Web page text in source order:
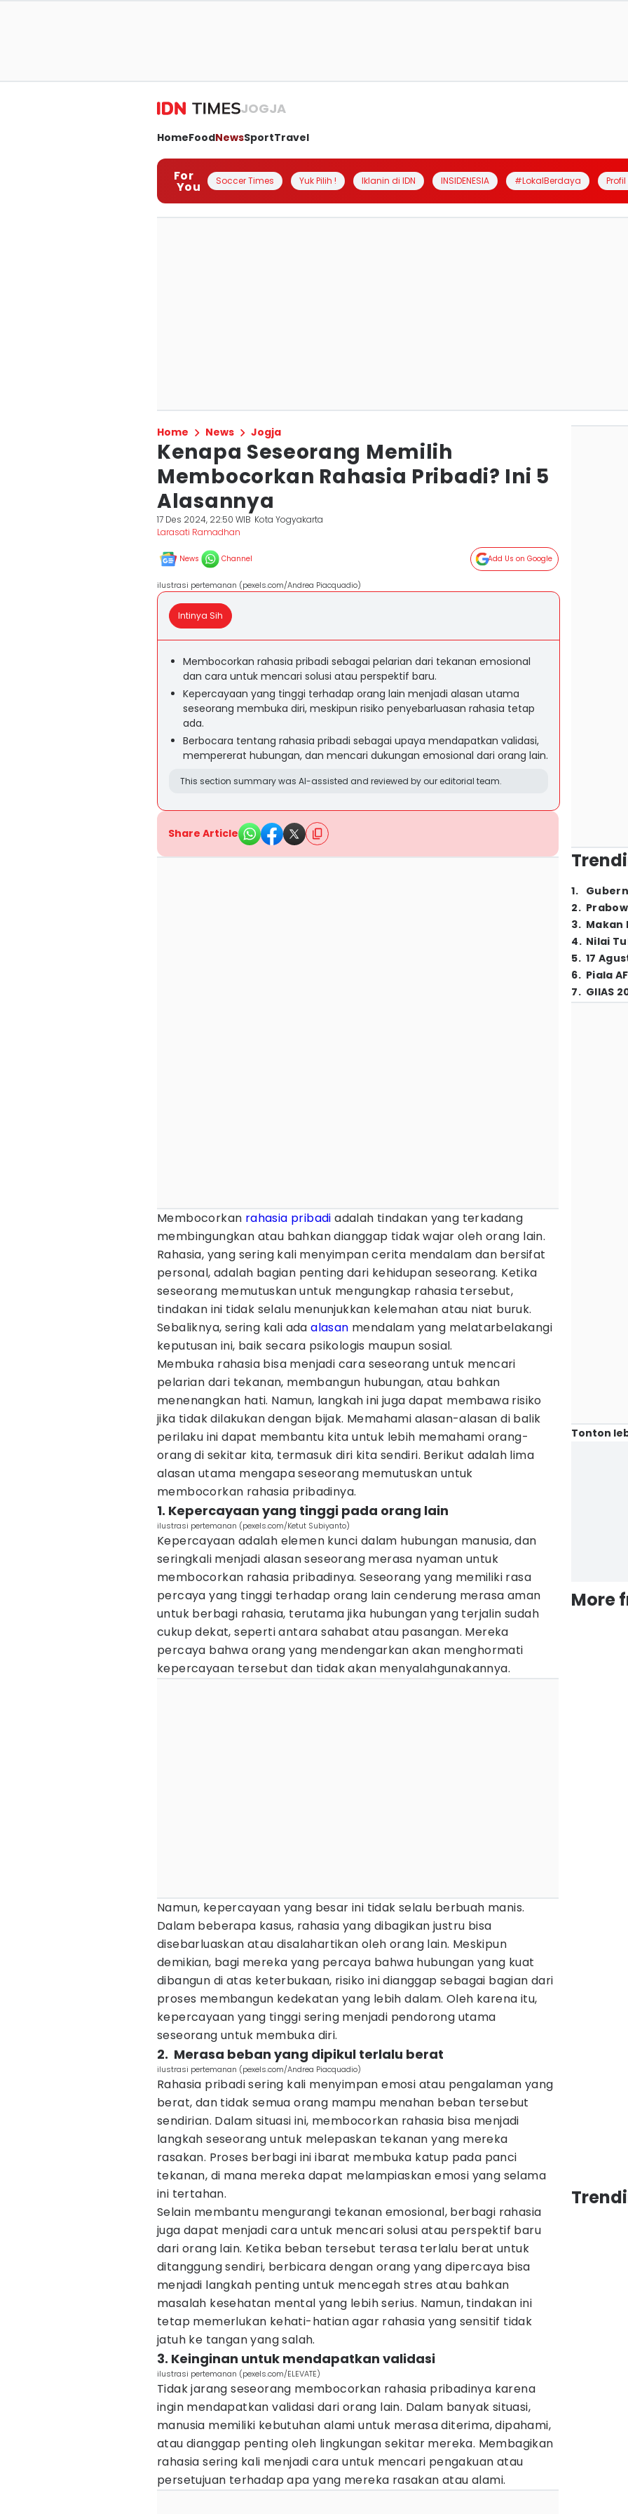
JOGJA
HomeFoodNewsSportTravel
For
You Soccer Times Yuk Pilih ! Iklanin di IDN INSIDENESIA #LokalBerdaya
Home News Jogja
Kenapa Seseorang Memilih
Membocorkan Rahasia Pribadi? Ini 5
Alasannya
17 Des 2024, 22:50 WIB Kota Yogyakarta
Larasati Ramadhan
News Channel Add Us on Google
ilustrasi pertemanan (pexels.com/Andrea Piacquadio)
Intinya Sih
Membocorkan rahasia pribadi sebagai pelarian dari tekanan emosional
dan cara untuk mencari solusi atau perspektif baru.
Kepercayaan yang tinggi terhadap orang lain menjadi alasan utama
seseorang membuka diri, meskipun risiko penyebarluasan rahasia tetap
ada.
Berbocara tentang rahasia pribadi sebagai upaya mendapatkan validasi,
mempererat hubungan, dan mencari dukungan emosional dari orang lain.
This section summary was AI-assisted and reviewed by our editorial team.
Share Article
Membocorkan rahasia pribadi adalah tindakan yang terkadang
membingungkan atau bahkan dianggap tidak wajar oleh orang lain.
Rahasia, yang sering kali menyimpan cerita mendalam dan bersifat
personal, adalah bagian penting dari kehidupan seseorang. Ketika
seseorang memutuskan untuk mengungkap rahasia tersebut,
tindakan ini tidak selalu menunjukkan kelemahan atau niat buruk.
Sebaliknya, sering kali adaalasan mendalam yang melatarbelakangi
keputusan ini, baik secara psikologis maupun sosial.
Membuka rahasia bisa menjadi cara seseorang untuk mencari
pelarian dari tekanan, membangun hubungan, atau bahkan
menenangkan hati. Namun, langkah ini juga dapat membawa risiko
jika tidak dilakukan dengan bijak. Memahami alasan-alasan di balik
perilaku ini dapat membantu kita untuk lebih memahami orang-
orang di sekitar kita, termasuk diri kita sendiri. Berikut adalah lima
alasan utama mengapa seseorang memutuskan untuk
membocorkan rahasia pribadinya.
1. Kepercayaan yang tinggi pada orang lain
ilustrasi pertemanan (pexels.com/Ketut Subiyanto)
Kepercayaan adalah elemen kunci dalam hubungan manusia, dan
seringkali menjadi alasan seseorang merasa nyaman untuk
membocorkan rahasia pribadinya. Seseorang yang memiliki rasa
percaya yang tinggi terhadap orang lain cenderung merasa aman
untuk berbagi rahasia, terutama jika hubungan yang terjalin sudah
cukup dekat, seperti antara sahabat atau pasangan. Mereka
percaya bahwa orang yang mendengarkan akan menghormati
kepercayaan tersebut dan tidak akan menyalahgunakannya.
Namun, kepercayaan yang besar ini tidak selalu berbuah manis.
Dalam beberapa kasus, rahasia yang dibagikan justru bisa
disebarluaskan atau disalahartikan oleh orang lain. Meskipun
demikian, bagi mereka yang percaya bahwa hubungan yang kuat
dibangun di atas keterbukaan, risiko ini dianggap sebagai bagian dari
proses membangun kedekatan yang lebih dalam. Oleh karena itu,
kepercayaan yang tinggi sering menjadi pendorong utama
seseorang untuk membuka diri.
2. Merasa beban yang dipikul terlalu berat
ilustrasi pertemanan (pexels.com/Andrea Piacquadio)
Rahasia pribadi sering kali menyimpan emosi atau pengalaman yang
berat, dan tidak semua orang mampu menahan beban tersebut
sendirian. Dalam situasi ini, membocorkan rahasia bisa menjadi
langkah seseorang untuk melepaskan tekanan yang mereka
rasakan. Proses berbagi ini ibarat membuka katup pada panci
tekanan, di mana mereka dapat melampiaskan emosi yang selama
ini tertahan.
Selain membantu mengurangi tekanan emosional, berbagi rahasia
juga dapat menjadi cara untuk mencari solusi atau perspektif baru
dari orang lain. Ketika beban tersebut terasa terlalu berat untuk
ditanggung sendiri, berbicara dengan orang yang dipercaya bisa
menjadi langkah penting untuk mencegah stres atau bahkan
masalah kesehatan mental yang lebih serius. Namun, tindakan ini
tetap memerlukan kehati-hatian agar rahasia yang sensitif tidak
jatuh ke tangan yang salah.
3. Keinginan untuk mendapatkan validasi
ilustrasi pertemanan (pexels.com/ELEVATE)
Tidak jarang seseorang membocorkan rahasia pribadinya karena
ingin mendapatkan validasi dari orang lain. Dalam banyak situasi,
manusia memiliki kebutuhan alami untuk merasa diterima, dipahami,
atau dianggap penting oleh lingkungan sekitar mereka. Membagikan
rahasia sering kali menjadi cara untuk mencari pengakuan atau
persetujuan terhadap apa yang mereka rasakan atau alami.
1.
2.
3. Makan
4. Nilai
5. 17
6. Piala
7. GIIAS
Tonton
More